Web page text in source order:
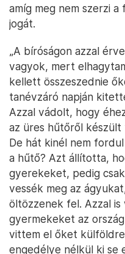
amíg meg nem szerzi
jogát.
„A bíróságon azzal
vagyok, mert
kellett összeszednie
tanévzáró napján
Azzal vádolt, hogy
az üres hűtőről
De hát kinél nem
a hűtő? Azt állította,
gyerekeket, pedig
vessék meg az
öltözzenek fel. Azzal
gyermekeket az
vittem el őket
engedélye nélkül ki se